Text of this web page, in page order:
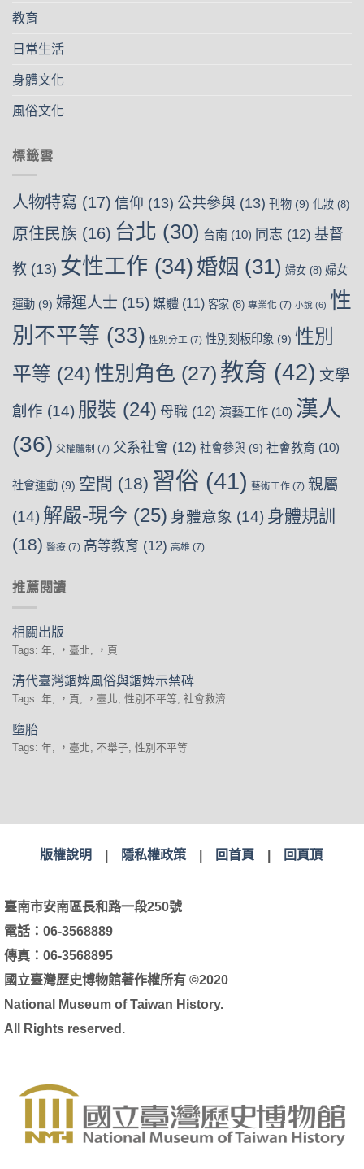
教育
日常生活
身體文化
風俗文化
標籤雲
人物特寫 (17) 信仰 (13) 公共參與 (13) 刊物 (9) 化妝 (8)
原住民族 (16) 台北 (30) 台南 (10) 同志 (12) 基督
教 (13) 女性工作 (34) 婚姻 (31) 婦女 (8) 婦女
運動 (9) 婦運人士 (15) 媒體 (11) 客家 (8) 專業化 (7) 小說 (6) 性
別不平等 (33) 性別分工 (7) 性別刻板印象 (9) 性別
平等 (24) 性別角色 (27) 教育 (42) 文學
創作 (14) 服裝 (24) 母職 (12) 演藝工作 (10) 漢人
(36) 父權體制 (7) 父系社會 (12) 社會參與 (9) 社會教育 (10)
社會運動 (9) 空間 (18) 習俗 (41) 藝術工作 (7) 親屬
(14) 解嚴-現今 (25) 身體意象 (14) 身體規訓
(18) 醫療 (7) 高等教育 (12) 高雄 (7)
推薦閱讀
相關出版
Tags: 年, ，臺北, ，頁
清代臺灣錮婢風俗與錮婢示禁碑
Tags: 年, ，頁, ，臺北, 性別不平等, 社會救濟
墮胎
Tags: 年, ，臺北, 不舉子, 性別不平等
版權說明 隱私權政策| 回首頁 回頁頂
臺南市安南區長和路一段250號
電話：06-3568889
傳真：06-3568895
國立臺灣歷史博物館著作權所有 ©2020
National Museum of Taiwan History.
All Rights reserved.